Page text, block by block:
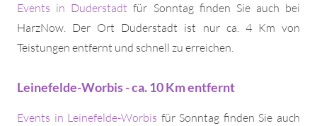
Events in Duderstadt für Sonntag finden Sie auch bei
HarzNow. Der Ort Duderstadt ist nur ca. 4 Km von
Teistungen entfernt und schnell zu erreichen.
Leinefelde-Worbis - ca. 10 Km entfernt
Events in Leinefelde-Worbis für Sonntag finden Sie auch